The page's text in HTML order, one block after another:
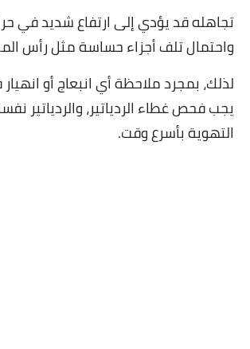
تجاهله قد يؤدي إلى ارتفاع شديد في
واحتمال تلف أجزاء حساسة مثل رأس
لذلك، بمجرد ملاحظة أي انبعاج أو
يجب فحص غطاء الردياتير، والردياتير
التهوية بأسرع وقت.